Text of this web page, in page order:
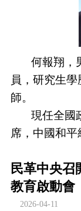
何報翔，男
員，研究生
師。
現任全國政
席，中國和平
民革中央召
教育啟動會
2026-04-11